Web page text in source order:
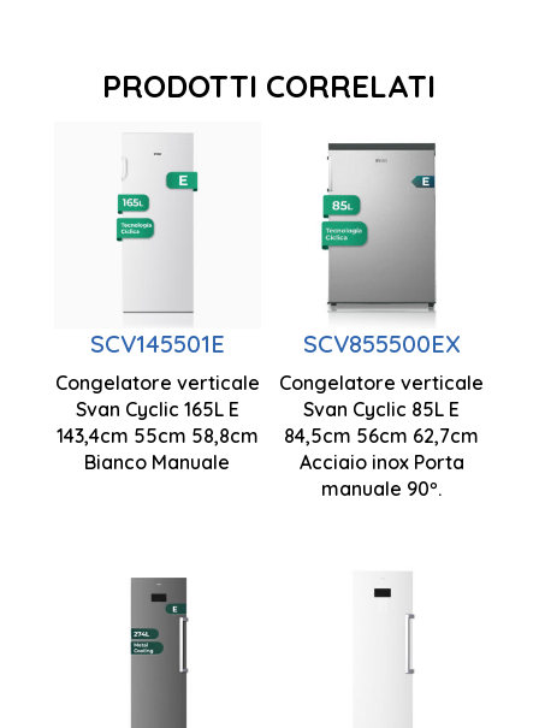
PRODOTTI CORRELATI
SCV145501E
Congelatore verticale
Svan Cyclic 165L E
143,4cm 55cm 58,8cm
Bianco Manuale
Tecnologia
Capacità
165 litri
Controllo
manuale
livello di
rumore
1434 x 550
x 588 mm
SCV855500EX
Congelatore verticale
Svan Cyclic 85L E
84,5cm 56cm 62,7cm
Acciaio inox Porta
manuale 90º.
Tecnologia
ciclica
Capacità
Controllo
manuale
Porta/e a
ingombro
zero
Tecnologia
No Frost
Tecnologia